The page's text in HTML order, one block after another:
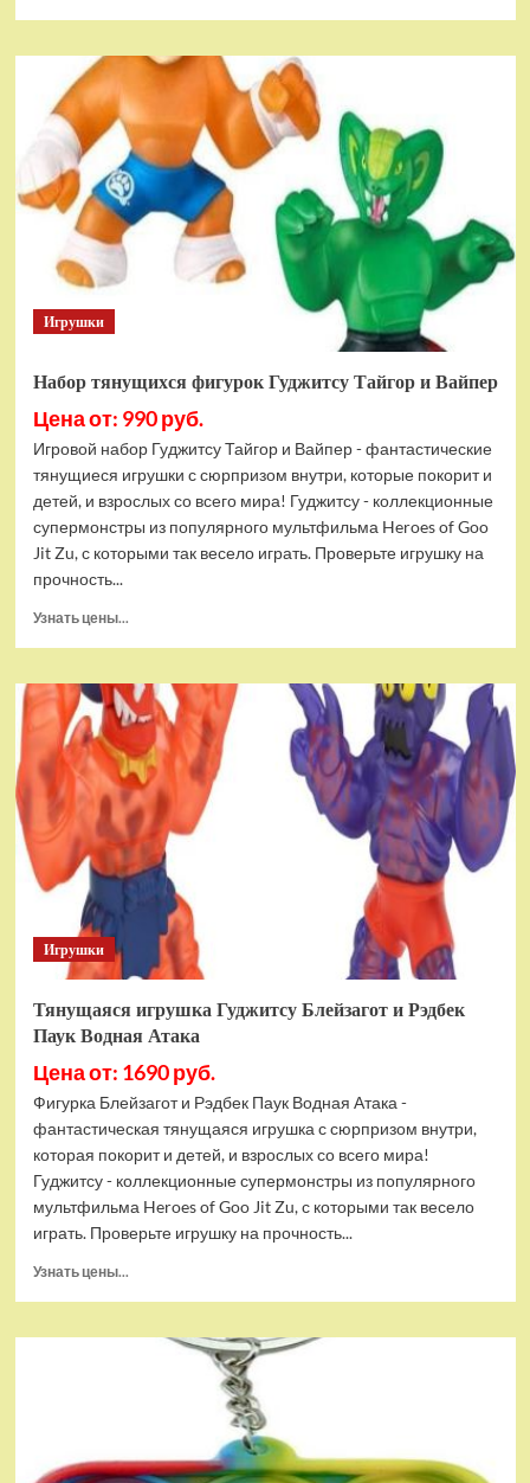
Игра
Sponge
Bob
SquarePants
Battle
For
Bikini
Bottom
Rehydrated
(XBOX
Игрушки
Набор тянущихся фигурок Гуджитсу Тайгор и Вайпер
Цена от: 990 руб.
Игровой набор Гуджитсу Тайгор и Вайпер - фантастические
тянущиеся игрушки с сюрпризом внутри, которые покорит и
детей, и взрослых со всего мира! Гуджитсу - коллекционные
супермонстры из популярного мультфильма Heroes of Goo
Jit Zu, с которыми так весело играть. Проверьте игрушку на
прочность...
Узнать цены...
Набор
тянущихся
фигурок
Гуджитсу
Тайгор
и
Вайпер
Игрушки
Тянущаяся игрушка Гуджитсу Блейзагот и Рэдбек
Паук Водная Атака
Цена от: 1690 руб.
Фигурка Блейзагот и Рэдбек Паук Водная Атака -
фантастическая тянущаяся игрушка с сюрпризом внутри,
которая покорит и детей, и взрослых со всего мира!
Гуджитсу - коллекционные супермонстры из популярного
мультфильма Heroes of Goo Jit Zu, с которыми так весело
играть. Проверьте игрушку на прочность...
Узнать цены...
Тянущаяся
Паук